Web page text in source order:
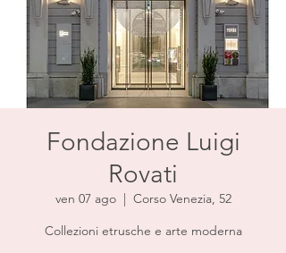
Fondazione Luigi
Rovati
ven 07 ago
  |
Corso Venezia, 52
Collezioni etrusche e arte moderna